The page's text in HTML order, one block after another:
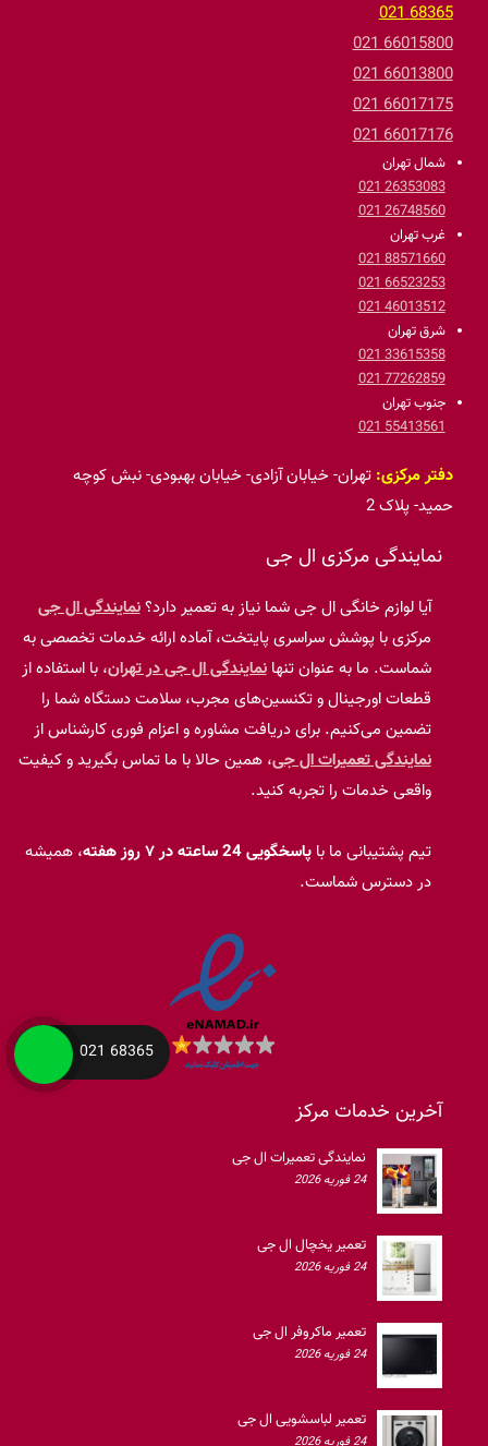
68365 021
66015800 021
66013800 021
66017175 021
66017176 021
شمال تهران
26353083 021
26748560 021
غرب تهران
88571660 021
66523253 021
46013512 021
شرق تهران
33615358 021
77262859 021
جنوب تهران
55413561 021
دفتر مرکزی: تهران- خیابان آزادی- خیابان بهبودی- نبش کوچه
حمید- پلاک 2
نمایندگی مرکزی ال جی
آیا لوازم خانگی ال جی شما نیاز به تعمیر دارد؟نمایندگی ال جی
مرکزی با پوشش سراسری پایتخت، آماده ارائه خدمات تخصصی به
شماست. ما به عنوان تنهانمایندگی ال جی در تهران، با استفاده از
قطعات اورجینال و تکنسین‌های مجرب، سلامت دستگاه شما را
تضمین می‌کنیم. برای دریافت مشاوره و اعزام فوری کارشناس از
نمایندگی تعمیرات ال جی، همین حالا با ما تماس بگیرید و کیفیت
واقعی خدمات را تجربه کنید.
تیم پشتیبانی ما باپاسخگویی 24 ساعته در ۷ روز هفته
، همیشه
در دسترس شماست.
آخرین خدمات مرکز
نمایندگی تعمیرات ال جی
24 فوریه 2026
تعمیر یخچال ال جی
24 فوریه 2026
تعمیر ماکروفر ال جی
24 فوریه 2026
تعمیر لباسشویی ال جی
24 فوریه 2026
68365 021